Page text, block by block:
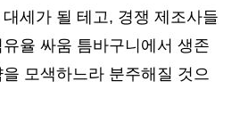
세가 될 테고, 경쟁 제조사들
율 싸움 틈바구니에서 생존
모색하느라 분주해질 것으